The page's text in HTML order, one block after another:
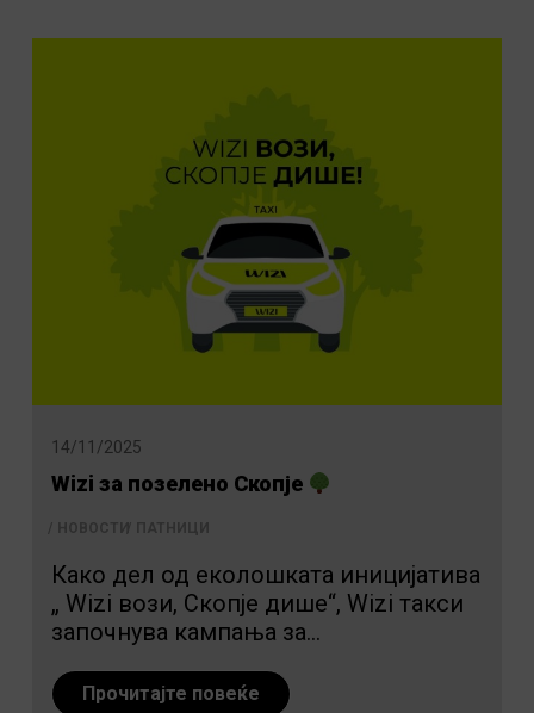
14/11/2025
Wizi за позелено Скопје
НОВОСТИ
Како дел од еколошката иницијатива
„ Wizi вози, Скопје дише“, Wizi такси
започнува кампања за...
Прочитајте повеќе